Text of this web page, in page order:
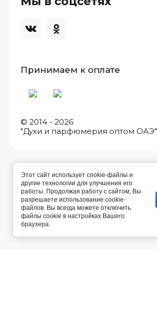
© 2014 - 2026
"Духи и парфюмерия оптом ОАЭ"
Принимаем к оплате
Разработка магазина косметики
Этот сайт использует cookie-файлы и
другие технологии для улучшения его
работы. Продолжая работу с сайтом, Вы
разрешаете использование cookie-
файлов. Вы всегда можете отключить
файлы cookie в настройках Вашего
браузера.